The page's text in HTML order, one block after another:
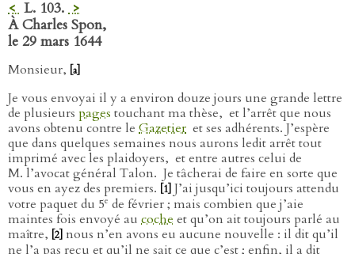
< L. 103. >
À Charles Spon,
le 29 mars 1644
Monsieur, [a]
Je vous envoyai il y a environ douze jours une grande lettre
de plusieurs pages touchant ma thèse, et l’arrêt que nous
avons obtenu contre le Gazetier et ses adhérents. J’espère
que dans quelques semaines nous aurons ledit arrêt tout
imprimé avec les plaidoyers, et entre autres celui de
M. l’avocat général Talon. Je tâcherai de faire en sorte que
vous en ayez des premiers.
[1] J’ai jusqu’ici toujours attendu
votre paquet du 5e de février ; mais combien que j’aie
maintes fois envoyé au coche et qu’on ait toujours parlé au
maître, [2] nous n’en avons eu aucune nouvelle : il dit qu’il
ne l’a pas reçu et qu’il ne sait ce que c’est ; enfin, il a dit